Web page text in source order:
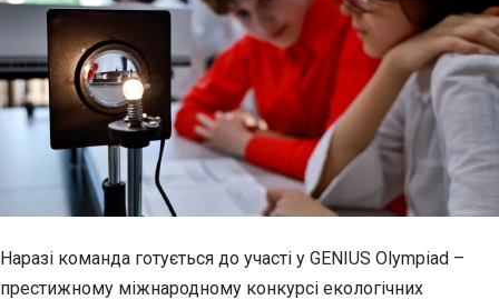
Наразі команда готується до участі у GENIUS Olympiad –
престижному міжнародному конкурсі екологічних